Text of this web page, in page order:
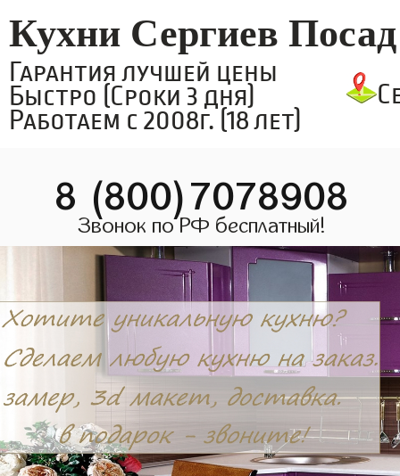
Кухни Сергиев Посад
Гарантия лучшей цены
Быстро (Сроки 3 дня)
Работаем с 2008г. (18 лет)
8 (800)7078908
Звонок по РФ бесплатный!